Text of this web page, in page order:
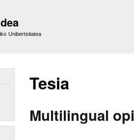
Unibertsitatea
Tesia
Multilingual